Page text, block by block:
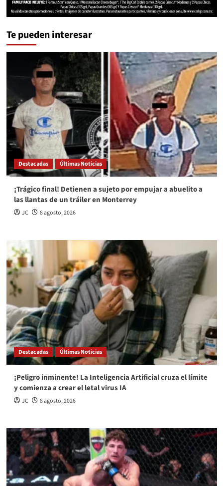
Te pueden interesar
Destacadas Últimas Noticias
¡Trágico final! Detienen a sujeto por empujar a abuelito a
las llantas de un tráiler en Monterrey
JC 8 agosto, 2026
Destacadas Últimas Noticias
¡Peligro inminente! La Inteligencia Artificial cruza el límite
y comienza a crear el letal virus IA
JC 8 agosto, 2026